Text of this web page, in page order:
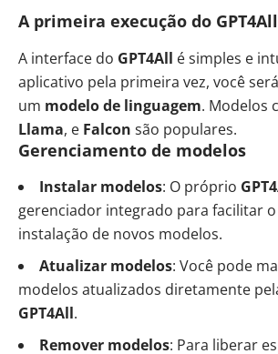
A primeira execução do GPT4All
A interface do GPT4All é simples e
aplicativo pela primeira vez, você
um modelo de linguagem. Modelos
Llama, e Falcon são populares.
Gerenciamento de modelos
Instalar modelos: O próprio
gerenciador integrado para facilitar
instalação de novos modelos.
Atualizar modelos: Você pode
modelos atualizados diretamente
GPT4All.
Remover modelos: Para liberar